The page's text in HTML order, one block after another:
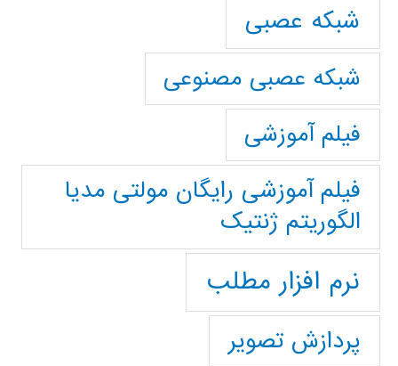
شبکه عصبی
شبکه عصبی مصنوعی
فیلم آموزشی
فیلم آموزشی رایگان مولتی مدیا
الگوریتم ژنتیک
نرم افزار مطلب
پردازش تصویر